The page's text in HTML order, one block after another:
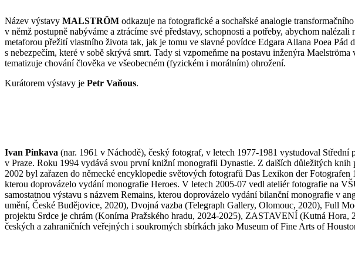
Název výstavy MALSTRÖM odkazuje na fotografické a sochařské analogie
v němž postupně nabýváme a ztrácíme své představy, schopnosti a potřeby, abychom
metaforou přežití vlastního života tak, jak je tomu ve slavné povídce Edgara Allana Poea
s nebezpečím, které v sobě skrývá smrt. Tady si vzpomeňme na postavu inženýra
tematizuje chování člověka ve všeobecném (fyzickém i morálním) ohrožení.
Kurátorem výstavy je Petr Vaňous.
Ivan Pinkava (nar. 1961 v Náchodě), český fotograf, v letech 1977-1981 vystudoval
v Praze. Roku 1994 vydává svou první knižní monografii Dynastie. Z dalších důležitých
2002 byl zařazen do německé encyklopedie světových fotografů Das Lexikon der
kterou doprovázelo vydání monografie Heroes. V letech 2005-07 vedl ateliér fotografie na
samostatnou výstavu s názvem Remains, kterou doprovázelo vydání bilanční monografie v
umění, České Budějovice, 2020), Dvojná vazba (Telegraph Gallery, Olomouc, 2020), Full
projektu Srdce je chrám (Konírna Pražského hradu, 2024-2025), ZASTAVENÍ (Kutná Hora,
českých a zahraničních veřejných i soukromých sbírkách jako Museum of Fine Arts of